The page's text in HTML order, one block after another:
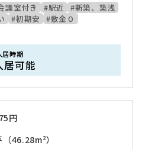
議室付き #駅近
#新築、築浅
#初期安
#敷金０
居時期
居可能
円
46.28m²）